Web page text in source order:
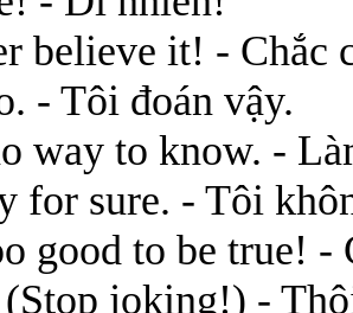
believe it! - Chắc
- Tôi đoán vậy.
way to know. -
for sure. - Tôi
good to be true! -
joking!) -